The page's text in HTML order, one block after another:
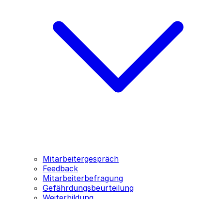
Mitarbeitergespräch
Feedback
Mitarbeiterbefragung
Gefährdungsbeurteilung